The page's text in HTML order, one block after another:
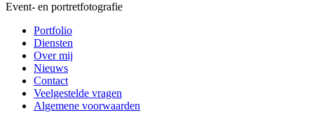
Event- en portretfotografie
Portfolio
Diensten
Over mij
Nieuws
Contact
Veelgestelde vragen
Algemene voorwaarden